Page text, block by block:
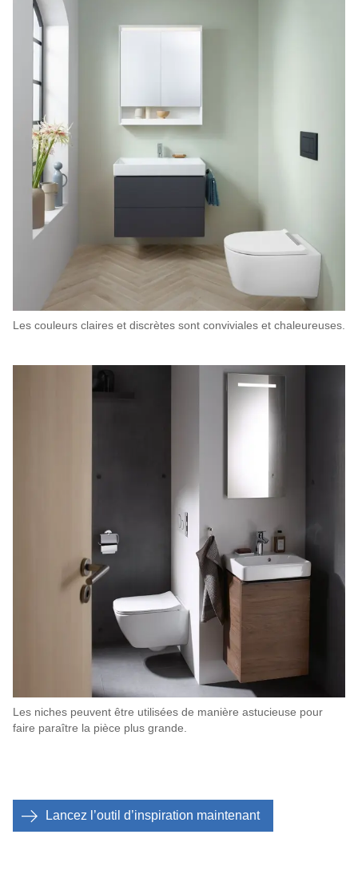
Les couleurs claires et discrètes sont conviviales et chaleureuses.
Les niches peuvent être utilisées de manière astucieuse pour
faire paraître la pièce plus grande.
Lancez l’outil d’inspiration maintenant